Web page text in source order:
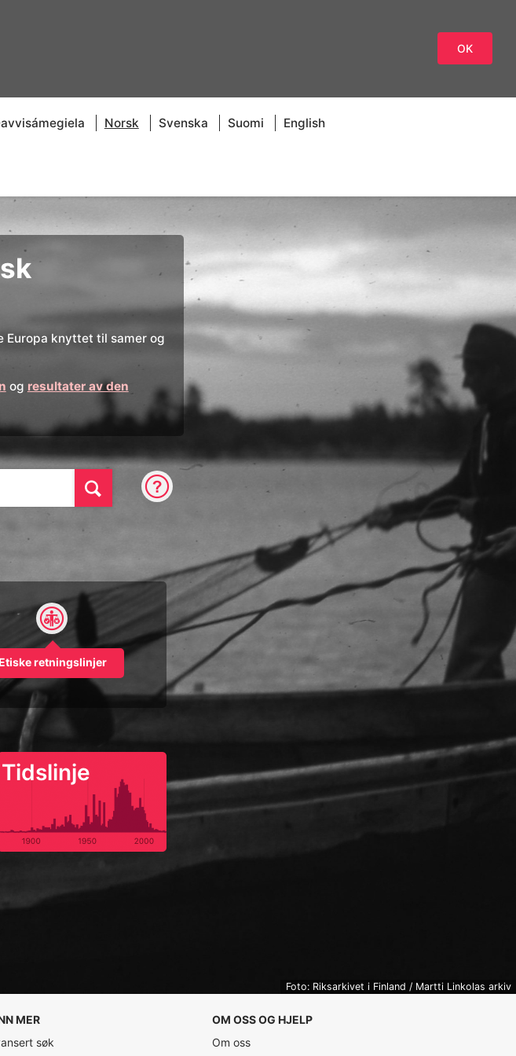
OK
Norsk Svenska Suomi English
Europa knyttet til samer og
og resultater av den
retningslinjer
Tidslinje
Foto: Riksarkivet i Finland / Martti Linkolas arkiv
MER
søk
OM OSS OG HJELP
Om oss